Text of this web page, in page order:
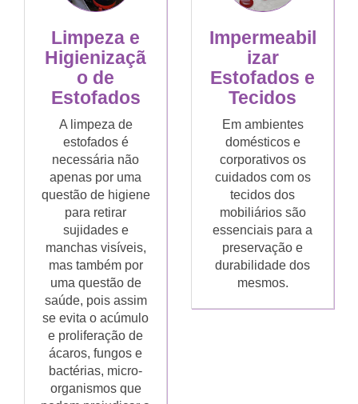
Limpeza e
Higienizaçã
o de
Estofados
A limpeza de
estofados é
necessária não
apenas por uma
questão de higiene
para retirar
sujidades e
manchas visíveis,
mas também por
uma questão de
saúde, pois assim
se evita o acúmulo
e proliferação de
ácaros, fungos e
bactérias, micro-
organismos que
Impermeabil
izar
Estofados e
Tecidos
Em ambientes
domésticos e
corporativos os
cuidados com os
tecidos dos
mobiliários são
essenciais para a
preservação e
durabilidade dos
mesmos.